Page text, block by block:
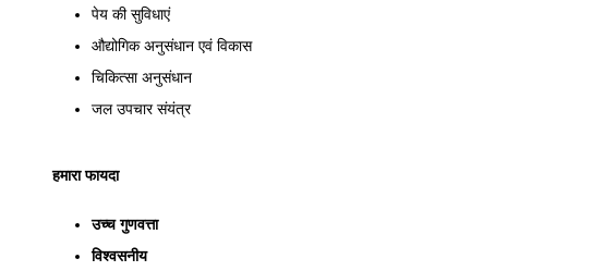
पेय की सुविधाएं
औद्योगिक अनुसंधान एवं विकास
चिकित्सा अनुसंधान
जल उपचार संयंत्र
हमारा फायदा
उच्च गुणवत्ता
विश्वसनीय